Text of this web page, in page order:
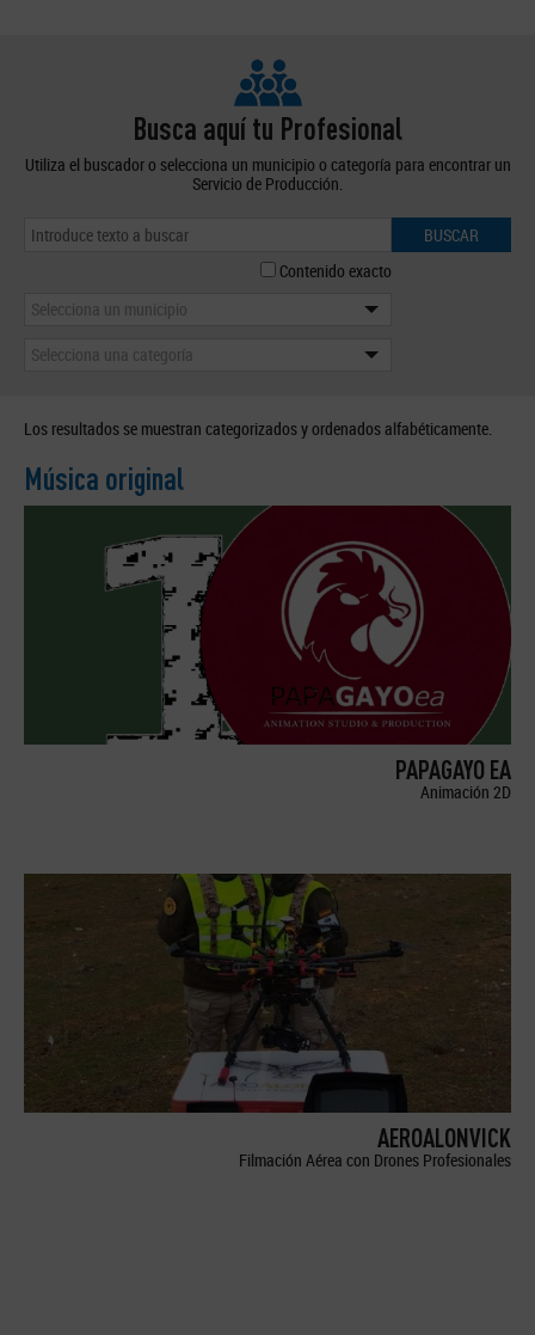
Busca aquí tu Profesional
Utiliza el buscador o selecciona un municipio o categoría para encontrar un
Servicio de Producción.
BUSCAR
Contenido exacto
Selecciona un municipio
Selecciona una categoría
Los resultados se muestran categorizados y ordenados alfabéticamente.
Música original
PAPAGAYO EA
Animación 2D
AEROALONVICK
Filmación Aérea con Drones Profesionales